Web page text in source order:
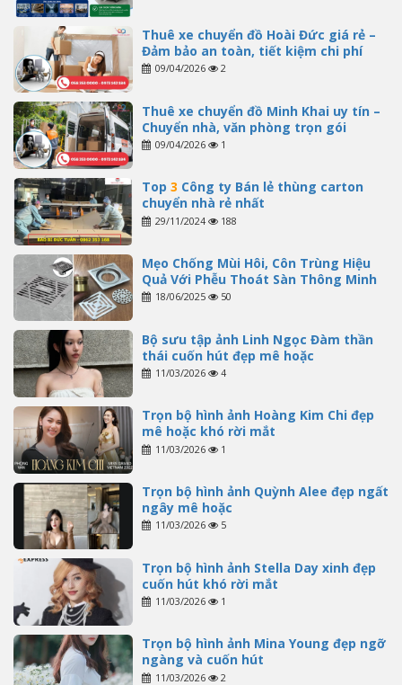
Thuê xe chuyển đồ Hoài Đức giá rẻ –
Đảm bảo an toàn, tiết kiệm chi phí
09/04/2026 2
Thuê xe chuyển đồ Minh Khai uy tín –
Chuyển nhà, văn phòng trọn gói
09/04/2026 1
Top 3 Công ty Bán lẻ thùng carton
chuyển nhà rẻ nhất
29/11/2024 188
Mẹo Chống Mùi Hôi, Côn Trùng Hiệu
Quả Với Phễu Thoát Sàn Thông Minh
18/06/2025 50
Bộ sưu tập ảnh Linh Ngọc Đàm thần
thái cuốn hút đẹp mê hoặc
11/03/2026 4
Trọn bộ hình ảnh Hoàng Kim Chi đẹp
mê hoặc khó rời mắt
11/03/2026 1
Trọn bộ hình ảnh Quỳnh Alee đẹp ngất
ngây mê hoặc
11/03/2026 5
Trọn bộ hình ảnh Stella Day xinh đẹp
cuốn hút khó rời mắt
11/03/2026 1
Trọn bộ hình ảnh Mina Young đẹp ngỡ
ngàng và cuốn hút
11/03/2026 2